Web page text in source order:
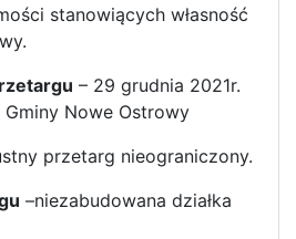
stanowiących własność
– 29 grudnia 2021r.
Nowe Ostrowy
przetarg nieograniczony.
–niezabudowana działka